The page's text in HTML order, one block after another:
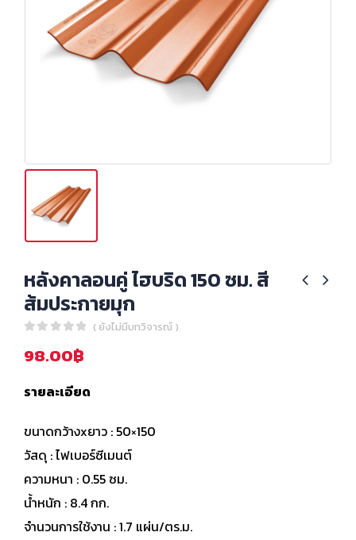
หลังคาลอนคู่ ไฮบริด 150 ซม. สี
ส้มประกายมุก
( ยังไม่มีบทวิจารณ์ )
98.00฿
รายละเอียด
ขนาดกว้างxยาว : 50×150
วัสดุ : ไฟเบอร์ซีเมนต์
ความหนา : 0.55 ซม.
น้ำหนัก : 8.4 กก.
จำนวนการใช้งาน : 1.7 แผ่น/ตร.ม.